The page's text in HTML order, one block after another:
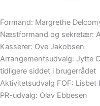
Formand: Margrethe
Næstformand og sekretær:
Kasserer: Ove Jakobsen
Arrangementsudvalg: Jytte
tidligere siddet i brugerrådet
Aktivitetsudvalg FOF: Lisbet
PR-udvalg: Olav Ebbesen